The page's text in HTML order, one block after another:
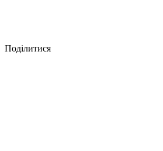
Поділитися